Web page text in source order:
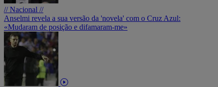
// Nacional //
Anselmi revela a sua versão da 'novela' com o Cruz Azul:
«Mudaram de posição e difamaram-me»